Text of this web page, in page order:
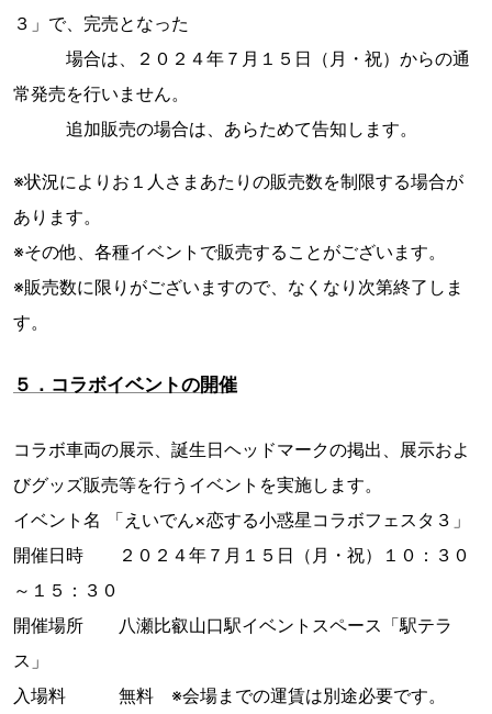
３」で、完売となった
場合は、２０２４年７月１５日（月・祝）からの通
常発売を行いません。
追加販売の場合は、あらためて告知します。
※状況によりお１人さまあたりの販売数を制限する場合が
あります。
※その他、各種イベントで販売することがございます。
※販売数に限りがございますので、なくなり次第終了しま
す。
５．コラボイベントの開催
コラボ車両の展示、誕生日ヘッドマークの掲出、展示およ
びグッズ販売等を行うイベントを実施します。
イベント名 「えいでん×恋する小惑星コラボフェスタ３」
開催日時 ２０２４年７月１５日（月・祝）１０：３０
～１５：３０
開催場所 八瀬比叡山口駅イベントスペース「駅テラ
ス」
入場料 無料 ※会場までの運賃は別途必要です。